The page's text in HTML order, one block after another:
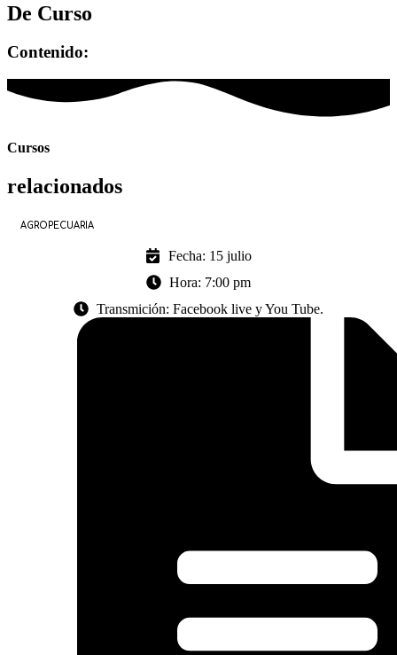
De Curso
Contenido:
Cursos
relacionados
AGROPECUARIA
Fecha: 15 julio
Hora: 7:00 pm
Transmición: Facebook live y You Tube.